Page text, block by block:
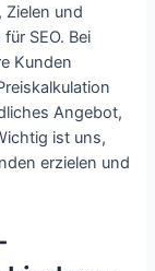
Zielen und
SEO. Bei
Kunden
Angebot,
ist uns,
erzielen und